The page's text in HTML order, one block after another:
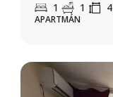
1 1
APARTMÁN